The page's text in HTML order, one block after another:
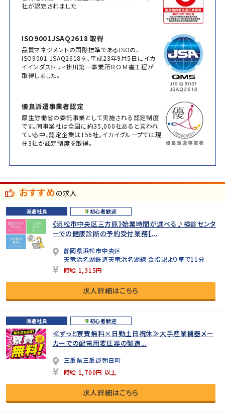
社が認定されました
ISO9001JSAQ2618 取得
品質マネジメントの国際標準であるISOの、
ISO9001 JSAQ2618を、平成23年9月5日にイカ
イインダストリィ掛川第一事業所ＲＯＭ書工程が
取得しました。
優良派遣事業者認定
厚生労働省の委託事業として実施される認定制度
です。同事業社は全国に約35,000社あると言われ
ている中、認定企業は156社。イカイグループでは現
在3社が認定制度を取得。
おすすめの求人
派遣社員 初心者歓迎
《浜松市中央区三方原》始業時間が選べる♪検診センタ
ーでの健康診断の予約受付業務【...
静岡県浜松市中央区
天竜浜名湖鉄道天竜浜名湖線 金指駅より車で11分
時給 1,315円
求人詳細はこちら
派遣社員 初心者歓迎
≪ずっと寮費無料×日勤土日祝休≫大手産業機器メー
カーでの配電用変圧器の製造...
三重県三重郡朝日町
時給 1,700円 以上
求人詳細はこちら